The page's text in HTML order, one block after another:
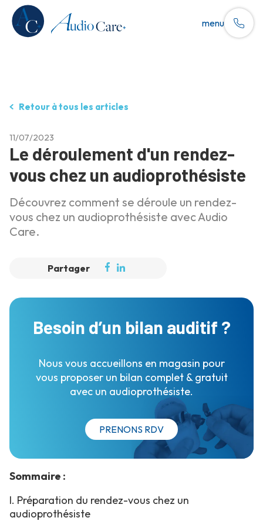
menu
Retour à tous les articles
11/07/2023
Le déroulement d'un rendez-
vous chez un audioprothésiste
Découvrez comment se déroule un rendez-
vous chez un audioprothésiste avec Audio
Care.
Partager
Besoin d’un bilan auditif ?
Nous vous accueillons en magasin pour
vous proposer un bilan complet & gratuit
avec un audioprothésiste.
PRENONS RDV
Sommaire :
I. Préparation du rendez-vous chez un
audioprothésiste